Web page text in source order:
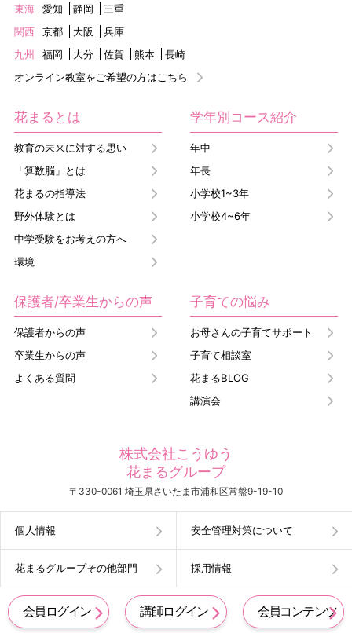
東海
愛知 静岡
三重
関西
京都 大阪
兵庫
九州
福岡 大分 佐賀 熊本
長崎
オンライン教室をご希望の方はこちら
花まるとは
教育の未来に対する思い
「算数脳」とは
花まるの指導法
野外体験とは
中学受験をお考えの方へ
環境
学年別コース紹介
年中
年長
小学校1~3年
小学校4~6年
保護者/卒業生からの声
保護者からの声
卒業生からの声
よくある質問
子育ての悩み
お母さんの子育てサポート
子育て相談室
花まるBLOG
講演会
株式会社こうゆう
花まるグループ
〒330-0061 埼玉県さいたま市浦和区常盤9-19-10
個人情報 安全管理対策について
花まるグループその他部門 採用情報
会員ログイン 講師ログイン 会員コンテンツ